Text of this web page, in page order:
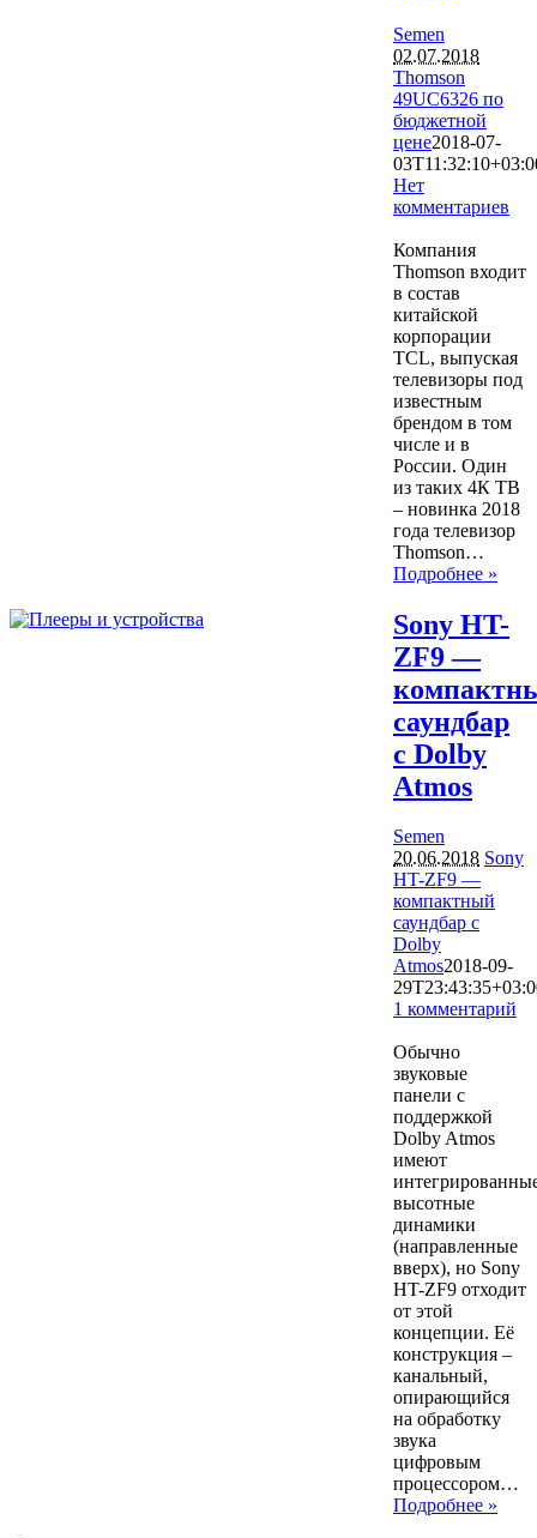
Semen
02.07.2018
Thomson
49UC6326 по
бюджетной
цене2018-07-
Нет
комментариев
Компания
Thomson входит
в состав
китайской
корпорации
TCL, выпуская
телевизоры под
известным
брендом в том
числе и в
России. Один
из таких 4К ТВ
– новинка 2018
года телевизор
Thomson…
Подробнее »
Sony HT-
ZF9 —
саундбар
с Dolby
Atmos
Semen
20.06.2018 Sony
HT-ZF9 —
компактный
саундбар с
Dolby
Atmos2018-09-
1 комментарий
Обычно
звуковые
панели с
поддержкой
Dolby Atmos
имеют
высотные
динамики
(направленные
вверх), но Sony
HT-ZF9 отходит
от этой
концепции. Её
конструкция –
канальный,
опирающийся
на обработку
звука
цифровым
процессором…
Подробнее »